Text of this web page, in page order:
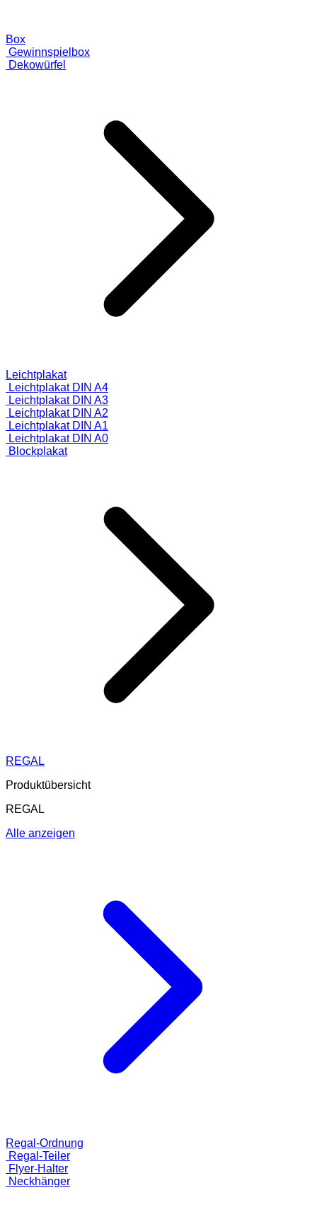
Box
Gewinnspielbox
Dekowürfel
Leichtplakat
Leichtplakat DIN A4
Leichtplakat DIN A3
Leichtplakat DIN A2
Leichtplakat DIN A1
Leichtplakat DIN A0
Blockplakat
REGAL
Produktübersicht
REGAL
Alle anzeigen
Regal-Ordnung
Regal-Teiler
Flyer-Halter
Neckhänger